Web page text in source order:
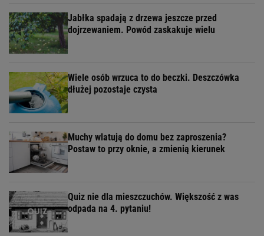
Jabłka spadają z drzewa jeszcze przed
dojrzewaniem. Powód zaskakuje wielu
Wiele osób wrzuca to do beczki. Deszczówka
dłużej pozostaje czysta
Muchy wlatują do domu bez zaproszenia?
Postaw to przy oknie, a zmienią kierunek
Quiz nie dla mieszczuchów. Większość z was
odpada na 4. pytaniu!